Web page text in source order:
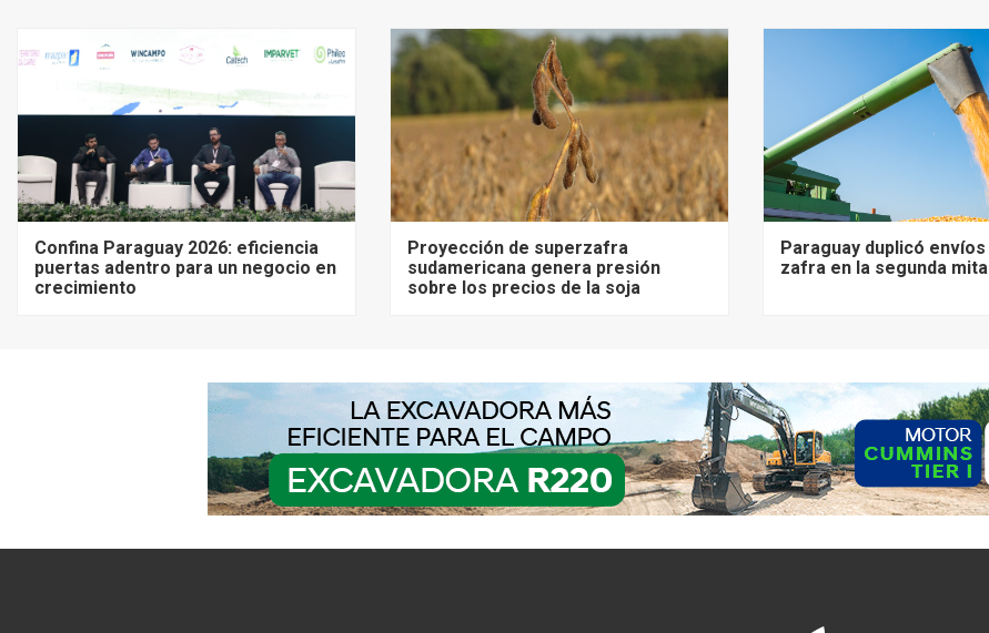
Confina Paraguay 2026: eficiencia
puertas adentro para un negocio en
crecimiento
Proyección de superzafra
sudamericana genera presión
sobre los precios de la soja
Paraguay duplicó
zafra en la segunda